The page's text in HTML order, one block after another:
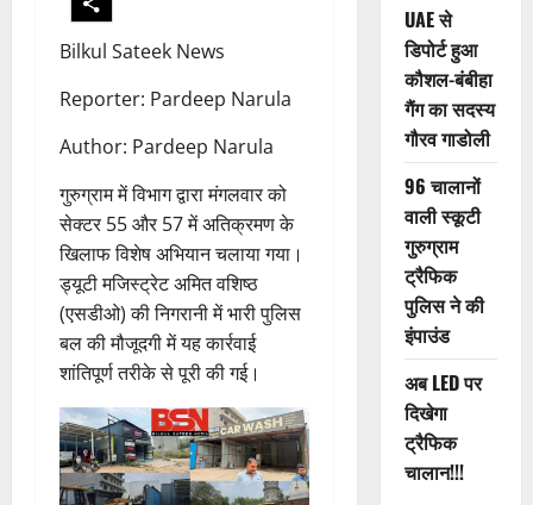
Bilkul Sateek News
Reporter: Pardeep Narula
Author: Pardeep Narula
गुरुग्राम में विभाग द्वारा मंगलवार को
सेक्टर 55 और 57 में अतिक्रमण के
खिलाफ विशेष अभियान चलाया गया।
ड्यूटी मजिस्ट्रेट अमित वशिष्ठ
(एसडीओ) की निगरानी में भारी पुलिस
बल की मौजूदगी में यह कार्रवाई
शांतिपूर्ण तरीके से पूरी की गई।
UAE से
डिपोर्ट हुआ
कौशल-बंबीहा
गैंग का सदस्य
गौरव गाडोली
96 चालानों
वाली स्कूटी
गुरुग्राम
ट्रैफिक
पुलिस ने की
इंपाउंड
अब LED पर
दिखेगा
ट्रैफिक
चालान!!!